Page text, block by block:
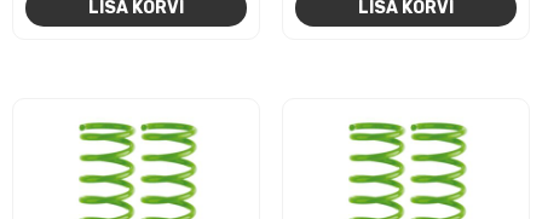
LISA KORVI LISA KORVI